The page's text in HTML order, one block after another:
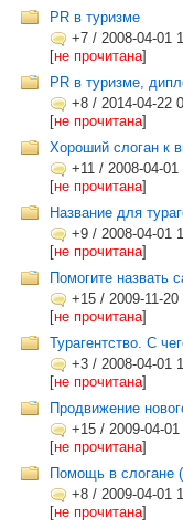
PR в туризме
+7 / 2008-04-01
[не прочитана]
PR в туризме,
+8 / 2014-04-22
[не прочитана]
Хороший слоган к
+11 / 2008-04-
[не прочитана]
Название для
+9 / 2008-04-01
[не прочитана]
Помогите назвать
+15 / 2009-11-
[не прочитана]
Турагентство. С
+3 / 2008-04-01
[не прочитана]
Продвижение
+15 / 2009-04-
[не прочитана]
Помощь в слогане
+8 / 2009-04-01
[не прочитана]